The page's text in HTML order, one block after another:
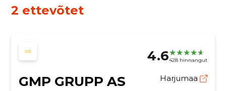
2 ettevõtet
4.6428 hinnangut
GMP GRUPP AS Harjumaa